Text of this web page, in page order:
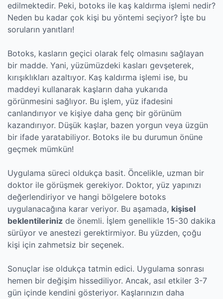
edilmektedir. Peki, botoks ile kaş kaldırma işlemi nedir?
Neden bu kadar çok kişi bu yöntemi seçiyor? İşte bu
soruların yanıtları!
Botoks, kasların geçici olarak felç olmasını sağlayan
bir madde. Yani, yüzümüzdeki kasları gevşeterek,
kırışıklıkları azaltıyor. Kaş kaldırma işlemi ise, bu
maddeyi kullanarak kaşların daha yukarıda
görünmesini sağlıyor. Bu işlem, yüz ifadesini
canlandırıyor ve kişiye daha genç bir görünüm
kazandırıyor. Düşük kaşlar, bazen yorgun veya üzgün
bir ifade yaratabiliyor. Botoks ile bu durumun önüne
geçmek mümkün!
Uygulama süreci oldukça basit. Öncelikle, uzman bir
doktor ile görüşmek gerekiyor. Doktor, yüz yapınızı
değerlendiriyor ve hangi bölgelere botoks
uygulanacağına karar veriyor. Bu aşamada, kişisel
beklentileriniz de önemli. İşlem genellikle 15-30 dakika
sürüyor ve anestezi gerektirmiyor. Bu yüzden, çoğu
kişi için zahmetsiz bir seçenek.
Sonuçlar ise oldukça tatmin edici. Uygulama sonrası
hemen bir değişim hissediliyor. Ancak, asıl etkiler 3-7
gün içinde kendini gösteriyor. Kaşlarınızın daha